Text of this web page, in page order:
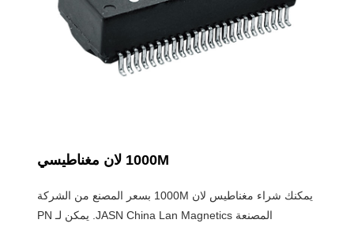
1000M لان مغناطيسي
يمكنك شراء مغناطيس لان 1000M بسعر المصنع من الشركة
المصنعة JASN China Lan Magnetics. يمكن لـ PN